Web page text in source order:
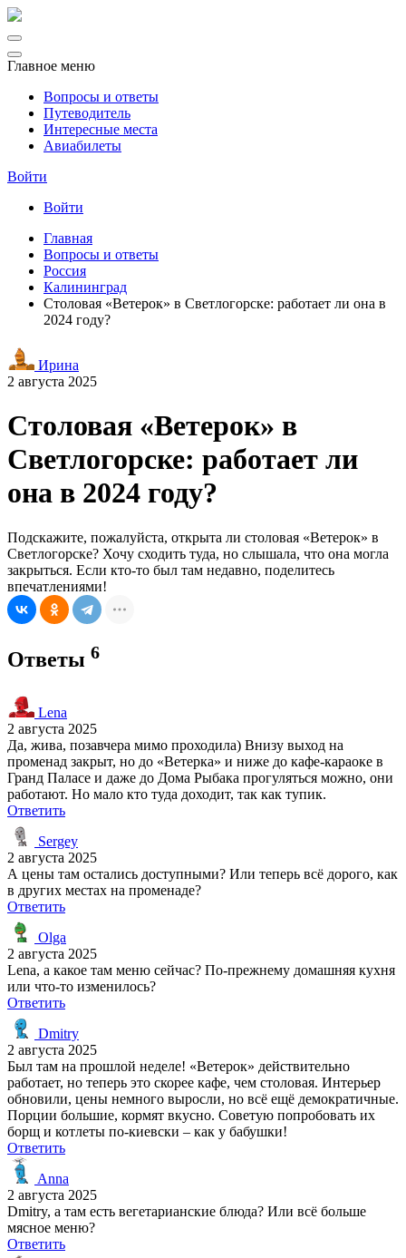
Главное меню
Вопросы и ответы
Путеводитель
Интересные места
Авиабилеты
Войти
Войти
Главная
Вопросы и ответы
Россия
Калининград
Столовая «Ветерок» в Светлогорске: работает ли она в
2024 году?
Ирина
2 августа 2025
Столовая «Ветерок» в
Светлогорске: работает ли
она в 2024 году?
Подскажите, пожалуйста, открыта ли столовая «Ветерок» в
Светлогорске? Хочу сходить туда, но слышала, что она могла
закрыться. Если кто-то был там недавно, поделитесь
впечатлениями!
Ответы 6
Lena
2 августа 2025
Да, жива, позавчера мимо проходила) Внизу выход на
променад закрыт, но до «Ветерка» и ниже до кафе-караоке в
Гранд Паласе и даже до Дома Рыбака прогуляться можно, они
работают. Но мало кто туда доходит, так как тупик.
Ответить
Sergey
2 августа 2025
А цены там остались доступными? Или теперь всё дорого, как
в других местах на променаде?
Ответить
Olga
2 августа 2025
Lena, а какое там меню сейчас? По-прежнему домашняя кухня
или что-то изменилось?
Ответить
Dmitry
2 августа 2025
Был там на прошлой неделе! «Ветерок» действительно
работает, но теперь это скорее кафе, чем столовая. Интерьер
обновили, цены немного выросли, но всё ещё демократичные.
Порции большие, кормят вкусно. Советую попробовать их
борщ и котлеты по-киевски – как у бабушки!
Ответить
Anna
2 августа 2025
Dmitry, а там есть вегетарианские блюда? Или всё больше
мясное меню?
Ответить